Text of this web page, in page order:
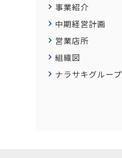
事業紹介
中期経営計画
営業店所
組織図
ナラサキグループ